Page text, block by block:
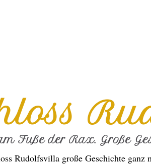
Fuße der Rax. Große
Rudolfsvilla große Geschichte